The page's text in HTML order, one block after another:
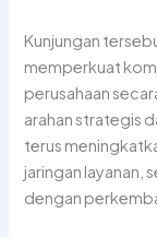
Kunjungan
memperkuat
perusahaan
arahan strategis
terus
jaringan layanan,
dengan